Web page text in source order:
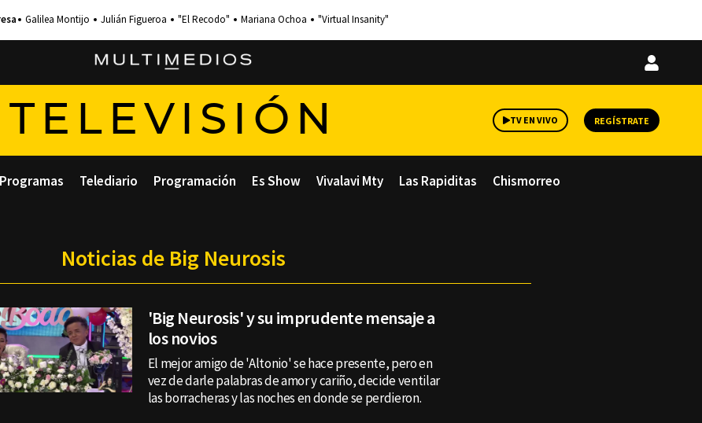
Galilea Montijo Julián Figueroa "El Recodo" Mariana Ochoa "Virtual Insanity"
Iniciar
TELEVISIÓN TV EN VIVO REGÍSTRATE
Programas Telediario Programación Es Show Vivalavi Mty Las Rapiditas Chismorreo
Noticias de Big Neurosis
'Big Neurosis' y su imprudente mensaje a
los novios
El mejor amigo de 'Altonio' se hace presente, pero en
vez de darle palabras de amor y cariño, decide ventilar
las borracheras y las noches en donde se perdieron.